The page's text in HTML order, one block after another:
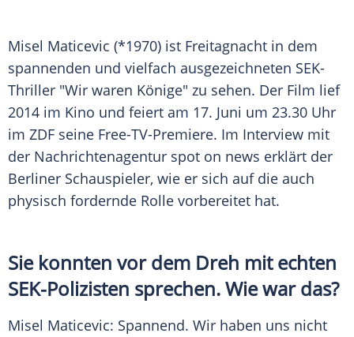
Misel Maticevic (*1970) ist Freitagnacht in dem
spannenden und vielfach ausgezeichneten SEK-
Thriller "Wir waren Könige" zu sehen. Der Film lief
2014 im Kino und feiert am 17. Juni um 23.30 Uhr
im ZDF seine Free-TV-Premiere. Im Interview mit
der Nachrichtenagentur spot on news erklärt der
Berliner Schauspieler, wie er sich auf die auch
physisch fordernde Rolle vorbereitet hat.
Sie konnten vor dem Dreh mit echten
SEK-Polizisten sprechen. Wie war das?
Misel Maticevic: Spannend. Wir haben uns nicht